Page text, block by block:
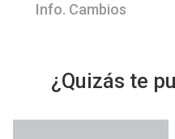
Info. Cambios
¿Quizás te